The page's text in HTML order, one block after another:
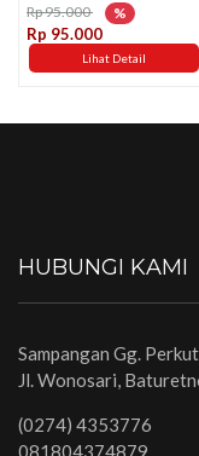
Rp 95.000 %
Rp 95.000
Lihat Detail
HUBUNGI KAMI
Sampangan Gg.
Jl. Wonosari,
(0274) 4353776
081804374879